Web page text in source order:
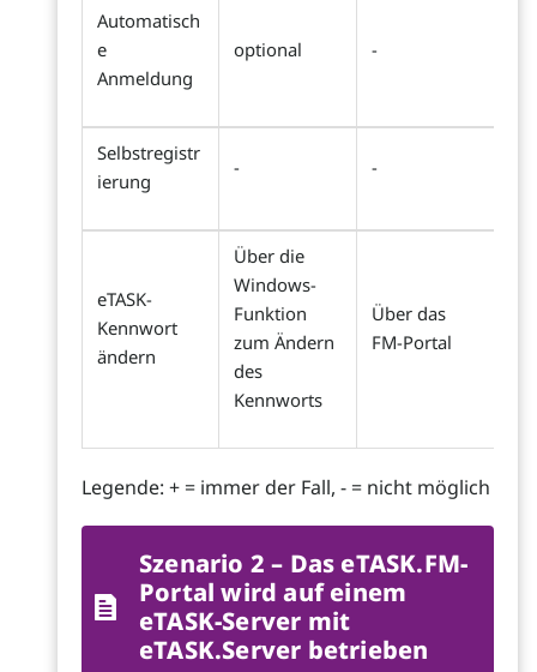
Automatisch
e
Anmeldung
optional -
Selbstregistr
ierung
- -
eTASK-
Kennwort
ändern
Über die
Windows-
Funktion
zum Ändern
des
Kennworts
Über das
FM-Portal
Legende: + = immer der Fall, - = nicht möglich
Szenario 2 – Das eTASK.FM-
Portal wird auf einem
eTASK-Server mit
eTASK.Server betrieben